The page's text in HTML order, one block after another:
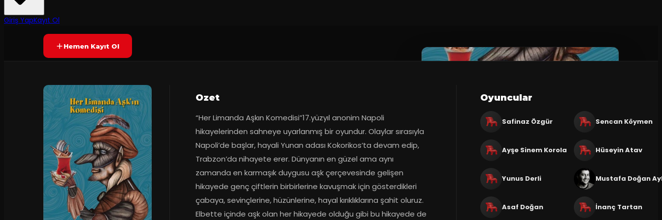
Giriş YapKayıt OlYAKINDA
Hemen Kayıt Ol
Ozet
“Her Limanda Aşkın Komedisi”17.yüzyıl anonim Napoli
hikayelerinden sahneye uyarlanmış bir oyundur. Olaylar sırasıyla
Napoli’de başlar, hayali Yunan adası Kokorikos’ta devam edip,
Trabzon’da nihayete erer. Dünyanın en güzel ama aynı
zamanda en karmaşık duygusu aşk çerçevesinde gelişen
hikayede genç çiftlerin birbirlerine kavuşmak için gösterdikleri
çabaya, sevinçlerine, hüzünlerine, hayal kırıklıklarına şahit oluruz.
Elbette içinde aşk olan her hikayede olduğu gibi bu hikayede de
Oyuncular
Safinaz Özgür Sencan Köymen
Ayşe Sinem Korola Hüseyin Atav
Yunus Derli Mustafa Doğan
Asaf Doğan İnanç Tartan